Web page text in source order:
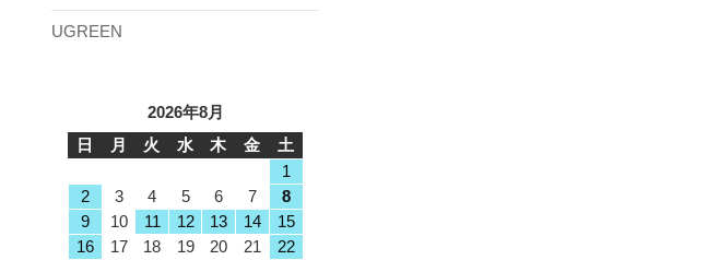
UGREEN
2026年8月
日
月 火 水 木 金
土
1
2
3 4 5 6 7
8
9
10 11 12 13 14
15
16
17 18 19 20 21
22